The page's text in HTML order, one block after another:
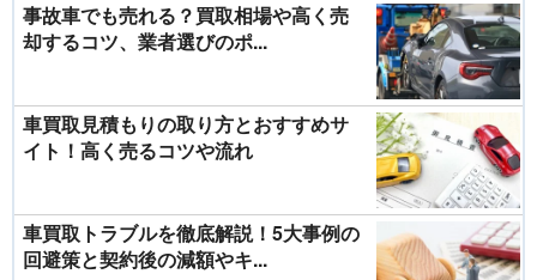
事故車でも売れる？買取相場や高く売
却するコツ、業者選びのポ...
車買取見積もりの取り方とおすすめサ
イト！高く売るコツや流れ
車買取トラブルを徹底解説！5大事例の
回避策と契約後の減額やキ...